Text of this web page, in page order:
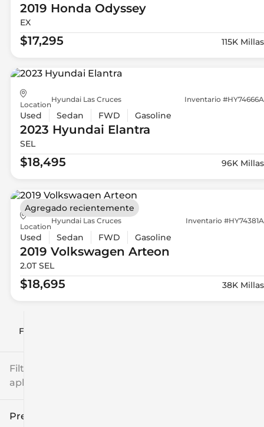
Filtrar por
Filtros
aplicados
Precio
2019 Honda Odyssey
EX
$17,295 115K Millas
Location
Hyundai Las Cruces Inventario #HY74666A
Used Sedan FWD Gasoline
2023 Hyundai Elantra
SEL
$18,495 96K Millas
Location
Hyundai Las Cruces Inventario #HY74381A
Used Sedan FWD Gasoline
2019 Volkswagen Arteon
2.0T SEL
$18,695 38K Millas
Agregado recientemente